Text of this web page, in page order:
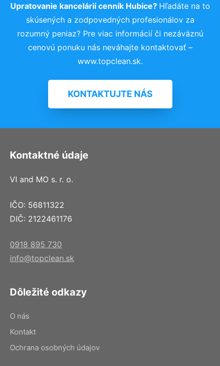
Upratovanie kancelárií cenník Hubice? Hľadáte na to
skúsených a zodpovedných profesionálov za
rozumný peniaz? Pre viac informácií či nezáväznú
cenovú ponuku nás neváhajte kontaktovať –
www.topclean.sk.
KONTAKTUJTE NÁS
Kontaktné údaje
VI and MO s. r. o.
IČO: 56811322
DIČ: 2122461176
0918 895 730
info@topclean.sk
Dôležité odkazy
O nás
Kontakt
Ochrana osobných údajov